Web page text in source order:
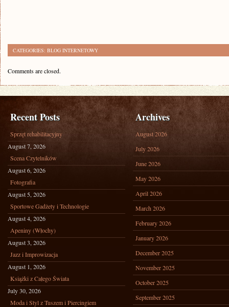
CATEGORIES: BLOG INTERNETOWY
Comments are closed.
Recent Posts
Sprzęt rehabilitacyjny
August 7, 2026
Scena Czytelników
August 6, 2026
Fotografia
August 5, 2026
Sportowe Gadżety i Technologie
August 4, 2026
Apeniny (Włochy)
August 3, 2026
Jazz i Improwizacja
August 1, 2026
Książki z Całego Świata
July 30, 2026
Moda i Styl z Tuszem i Piercingiem
Archives
August 2026
July 2026
June 2026
May 2026
April 2026
March 2026
February 2026
January 2026
December 2025
November 2025
October 2025
September 2025